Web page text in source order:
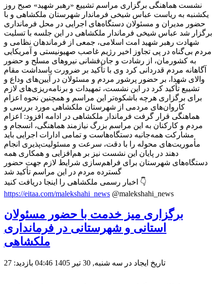
نشست هماهنگی برگزاری مراسم تشییع «رهبر شهید» صبح روز
یکشنبه به ریاست عباس شیخی فرماندار شهرستان ملکشاهی و با
حضور مدیران و مسئولان دستگاه‌های اجرایی در محل فرمانداری
برگزار شد عباس شیخی فرماندار ملکشاهی در این جلسه با تسلیت
شهادت رهبر شهید امت اسلامی، جمعی از فرماندهان نظامی و
مردم بی‌گناه در پی تجاوز اخیر رژیم غاصب صهیونیستی و آمریکایی
به کشورمان، از رشادت و جان‌فشانی نیروهای مسلح و حضور
آگاهانه مردم قدردانی کرد وی با تأکید بر ضرورت پاسداشت مقام
والای شهدا، بر حضور پرشور مردم و مسئولان در آیین‌های وداع و
تشییع تأکید کرد در این نشست، تمهیدات و برنامه‌ریزی‌های لازم
برای برگزاری هرچه باشکوه‌تر این مراسم و همچنین نحوه اعزام
کاروان‌های مردمی از شهرستان ملکشاهی مورد بررسی و
هماهنگی قرار گرفت فرماندار ملکشاهی در ادامه افزود: اعزام
مردم و کارکنان به این مراسم بزرگ نیازمند هماهنگی، انسجام و
مشارکت همه‌جانبه دستگاه‌هاست و تمامی ادارات اجرایی باید
مأموریت‌های محوله را با دقت، سرعت و مسئولیت‌پذیری انجام
دهند در پایان این نشست نیز بر هم‌افزایی و همکاری همه
دستگاه‌های شهرستان برای فراهم‌سازی شرایط لازم جهت حضور
گسترده مردم در این مراسم تأکید شد
اخبار رسمی ملکشاهی را اینجا دریافت کنید 👇
https://eitaa.com/malekshahi_news @malekshahi_news
برگزاری میز خدمت با حضور مسئولان
استانی و شهرستانی در فرمانداری
ملکشاهی
تاریخ ایجاد در سه شنبه, 30 تیر 1405 04:46 بازدید: 27